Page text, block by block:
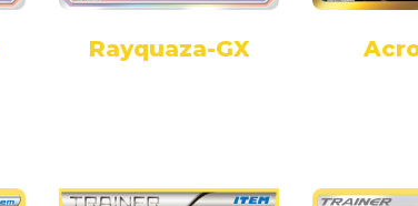
Rayquaza-GX